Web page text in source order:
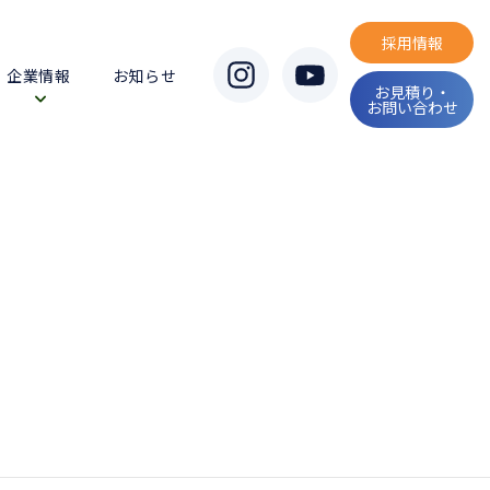
採用情報
お見積り・
お問い合わせ
企業情報 お知らせ